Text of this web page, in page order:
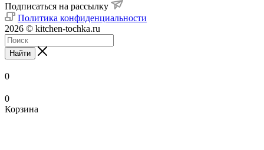
Подписаться на рассылку
Политика конфиденциальности
2026 © kitchen-tochka.ru
Найти
0
0
Корзина